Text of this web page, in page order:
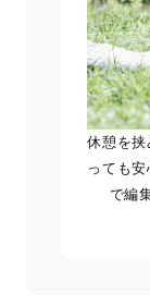
休憩を
っても
で編